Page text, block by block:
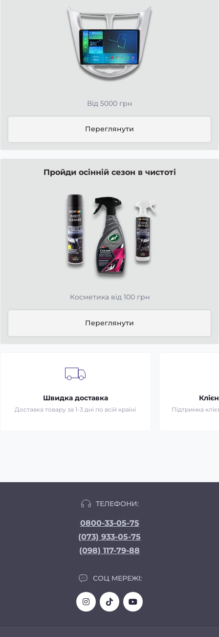
Від 5000 грн
Переглянути
Пройди осінній сезон в чистоті
Косметика від 100 грн
Переглянути
Швидка доставка
Доставка товару за 1-3 дні по всій країні Підтримка
ТЕЛЕФОНИ:
0800-33-05-75
(073) 933-05-75
(098) 117-79-88
СОЦ МЕРЕЖІ: